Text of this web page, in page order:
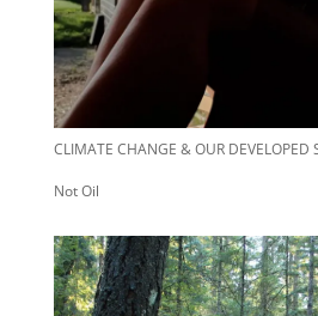
CLIMATE CHANGE & OUR
Not Oil